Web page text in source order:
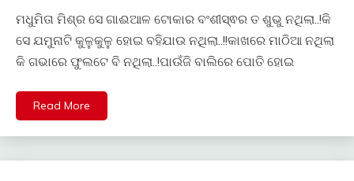
ମଧୁମିତା ମିଶ୍ର ସେ ଗାଈଆଳ ଟୋକାର ବଂଶୀସ୍ଵର ତ ଶୁଭୁ ନଥିଲା..!କି
ସେ ଯମୁନାଟି କୁଳୁକୁଳୁ ହୋଇ ବହିଯାଉ ନଥିଲା..!!କାଖରେ ମାଠିଆ ନଥିଲା
କି ଗଭାରେ ଫୁଲଟେ ବି ନଥିଲା..!ପାଉଁଜି ବାଲିରେ ପୋତି ହୋଇ
Read More